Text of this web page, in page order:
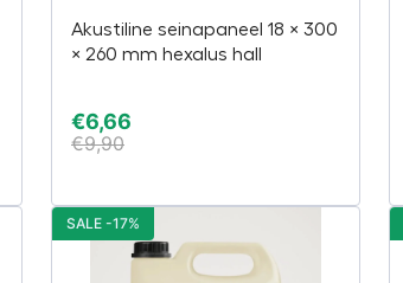
Akustiline seinapaneel 18 × 300
× 260 mm hexalus hall
€6,66
€9,90
SALE -17%